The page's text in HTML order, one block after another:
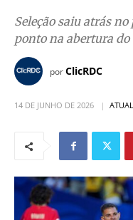
Seleção saiu atrás
ponto na abertura
porClicRDC
14 DE JUNHO DE 2026